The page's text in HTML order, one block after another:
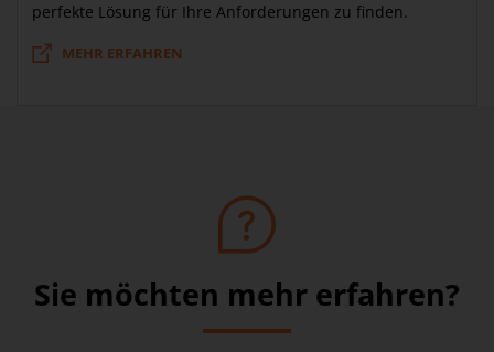
perfekte Lösung für Ihre Anforderungen zu finden.
MEHR ERFAHREN
Sie möchten mehr erfahren?